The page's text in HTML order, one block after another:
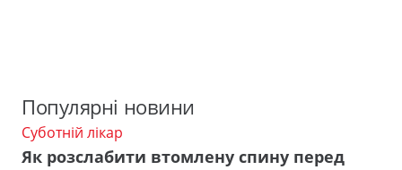
Популярні новини
Суботній лікар
Як розслабити втомлену спину перед